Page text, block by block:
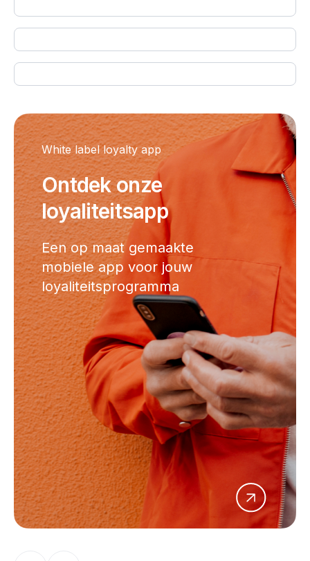
White label loyalty app
Ontdek onze
loyaliteitsapp
Een op maat gemaakte
mobiele app voor jouw
loyaliteitsprogramma